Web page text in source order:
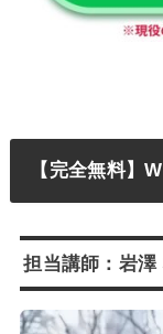
【完全無料】
担当講師：岩澤